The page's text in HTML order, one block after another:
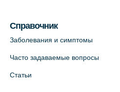
На карте
Справочник
Заболевания и симптомы
Часто задаваемые вопросы
Статьи